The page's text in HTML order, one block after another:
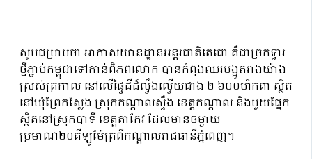
សូមជម្រាបថា អាកាសយានដ្ឋានអន្តរជាតិតេជោ គឺជាច្រកទ្វារ
ថ្មីភ្ជាប់កម្ពុជាទៅកាន់ពិភពលោក បានកំពុងឈរបង្អូតរាងយ៉ាង
ស្រស់ត្រកាល នៅលើផ្ទៃដីដ៏ល្វឹងល្វើយជាង ២ ៦០០ហិកតា ស្ថិត
នៅឃុំព្រែកស្លែង ស្រុកកណ្តាលស្ទឹង ខេត្តកណ្តាល និងមួយផ្នែក
ស្ថិតនៅស្រុកបាទី ខេត្តតាកែវ ដែលមានចម្ងាយ
ប្រមាណ២០គីឡូម៉ែត្រពីកណ្តាលរាជធានីភ្នំពេញ។